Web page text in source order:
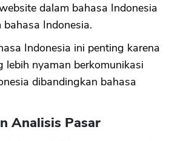
dalam bahasa Indonesia
Indonesia.
Indonesia ini penting karena
lebih nyaman berkomunikasi
dibandingkan bahasa
Analisis Pasar